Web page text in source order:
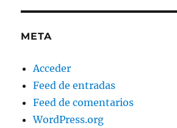
META
Acceder
Feed de entradas
Feed de comentarios
WordPress.org